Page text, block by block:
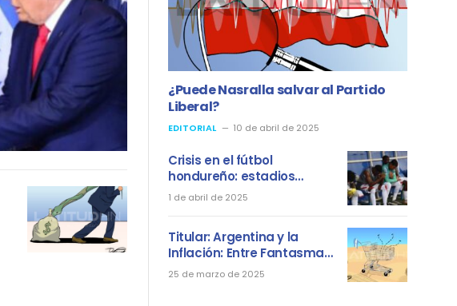
¿Puede Nasralla salvar al Partido
Liberal?
EDITORIAL 10 de abril de 2025
Crisis en el fútbol
hondureño: estadios
vacíos, bajo nivel y una
1 de abril de 2025
Titular: Argentina y la
Inflación: Entre Fantasmas
del Pasado y un Futuro
25 de marzo de 2025